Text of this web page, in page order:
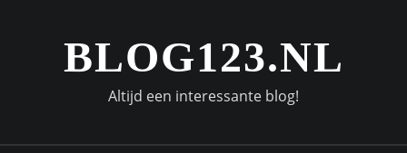
BLOG123.NL
Altijd een interessante blog!